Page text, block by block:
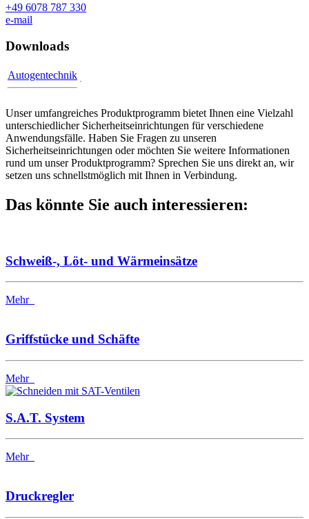
+49 6078 787 330
e-mail
Downloads
Autogentechnik
Unser umfangreiches Produktprogramm bietet Ihnen eine Vielzahl
unterschiedlicher Sicherheitseinrichtungen für verschiedene
Anwendungsfälle. Haben Sie Fragen zu unseren
Sicherheitseinrichtungen oder möchten Sie weitere Informationen
rund um unser Produktprogramm? Sprechen Sie uns direkt an, wir
setzen uns schnellstmöglich mit Ihnen in Verbindung.
Das könnte Sie auch interessieren:
Schweiß-, Löt- und Wärmeinsätze
Mehr
Griffstücke und Schäfte
Mehr
S.A.T. System
Mehr
Druckregler